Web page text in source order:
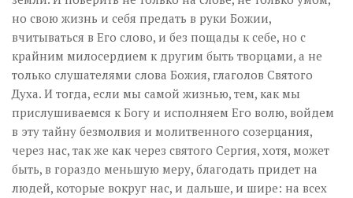
но свою жизнь и себя предать в руки Божии,
вчитываться в Его слово, и без пощады к себе, но с
крайним милосердием к другим быть творцами, а не
только слушателями слова Божия, глаголов Святого
Духа. И тогда, если мы самой жизнью, тем, как мы
прислушиваемся к Богу и исполняем Его волю, войдем
в эту тайну безмолвия и молитвенного созерцания,
через нас, так же как через святого Сергия, хотя, может
быть, в гораздо меньшую меру, благодать придет на
людей, которые вокруг нас, и дальше, и шире: на всех